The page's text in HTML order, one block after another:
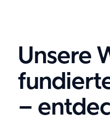
Unsere
–